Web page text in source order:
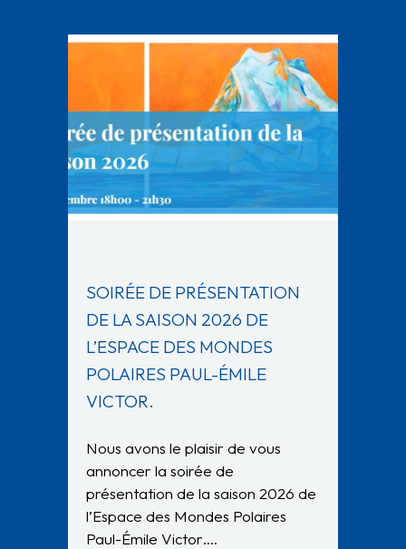
SOIRÉE DE PRÉSENTATION
DE LA SAISON 2026 DE
L’ESPACE DES MONDES
POLAIRES PAUL-ÉMILE
VICTOR.
Nous avons le plaisir de vous
annoncer la soirée de
présentation de la saison 2026 de
l’Espace des Mondes Polaires
Paul-Émile Victor….